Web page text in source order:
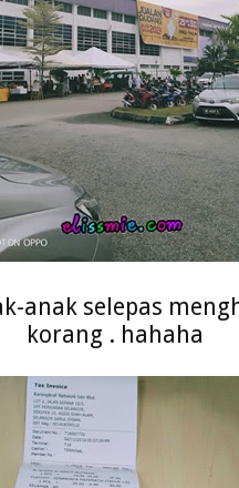
anak selepas
korang . hahaha